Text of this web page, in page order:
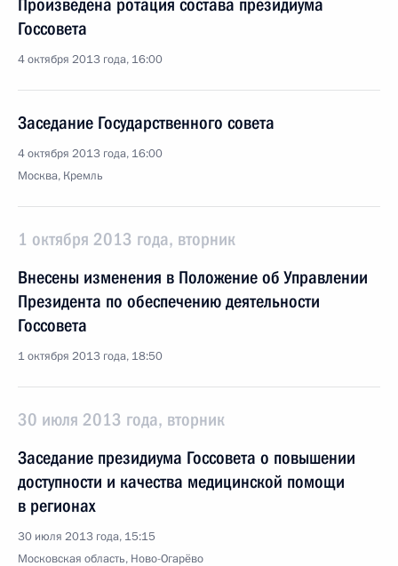
Произведена ротация состава президиума
Госсовета
4 октября 2013 года, 16:00
Заседание Государственного совета
4 октября 2013 года, 16:00
Москва, Кремль
1 октября 2013 года, вторник
Внесены изменения в Положение об Управлении
Президента по обеспечению деятельности
Госсовета
1 октября 2013 года, 18:50
30 июля 2013 года, вторник
Заседание президиума Госсовета о повышении
доступности и качества медицинской помощи
в регионах
30 июля 2013 года, 15:15
Московская область, Ново-Огарёво